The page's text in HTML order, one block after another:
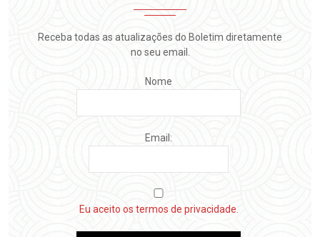
Receba todas as atualizações do Boletim diretamente
no seu email.
Nome
Email:
Eu aceito os termos de privacidade.